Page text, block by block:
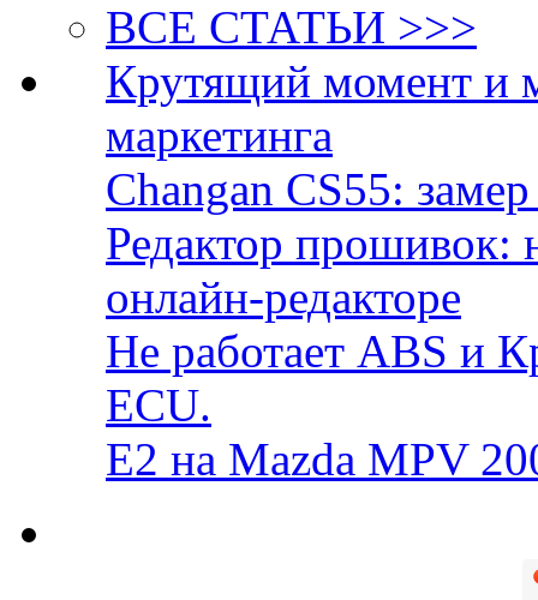
ВСЕ СТАТЬИ >>>
Крутящий момент и
маркетинга
Changan CS55:
Редактор прошивок:
онлайн-редакторе
Не работает ABS и
ECU.
E2 на Mazda MPV